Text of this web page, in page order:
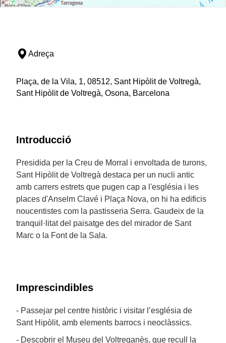
Adreça
Plaça, de la Vila, 1, 08512, Sant Hipòlit de Voltregà,
Sant Hipòlit de Voltregà, Osona, Barcelona
Introducció
Presidida per la Creu de Morral i envoltada de turons,
Sant Hipòlit de Voltregà destaca per un nucli antic
amb carrers estrets que pugen cap a l'església i les
places d'Anselm Clavé i Plaça Nova, on hi ha edificis
noucentistes com la pastisseria Serra. Gaudeix de la
tranquil·litat del paisatge des del mirador de Sant
Marc o la Font de la Sala.
Imprescindibles
- Passejar pel centre històric i visitar l’església de
Sant Hipòlit, amb elements barrocs i neoclàssics.
- Descobrir el Museu del Voltreganès, que recull la